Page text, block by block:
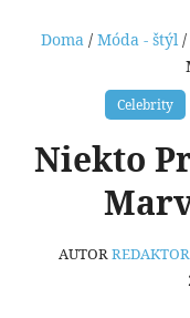
Doma/ Móda - štýl/
Celebrity
Niekto
AUTORREDAKTOR